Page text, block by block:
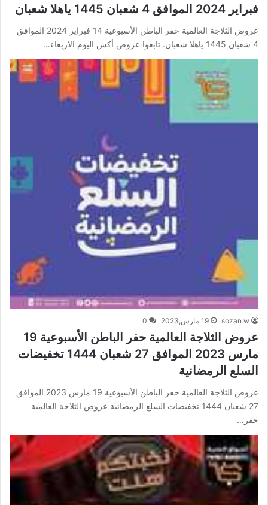
فبراير 2024 الموافق 4 شعبان 1445 ياهلا شعبان
عروض الثلاجة العالمية حفر الباطن الأسبوعية 14 فبراير 2024 الموافق
4 شعبان 1445 ياهلا شعبان. تابعوا عروض أكس اليوم الاربعاء…
sozan w 19 مارس,2023 0
عروض الثلاجة العالمية حفر الباطن الأسبوعية 19
مارس 2023 الموافق 27 شعبان 1444 تخفيضات
السلع الرمضانية
عروض الثلاجة العالمية حفر الباطن الأسبوعية 19 مارس 2023 الموافق
27 شعبان 1444 تخفيضات السلع الرمضانية عروض الثلاجة العالمية
حفر…